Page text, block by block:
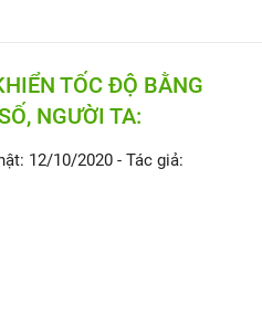
TỐC ĐỘ BẰNG
NGƯỜI TA:
12/10/2020 - Tác giả: